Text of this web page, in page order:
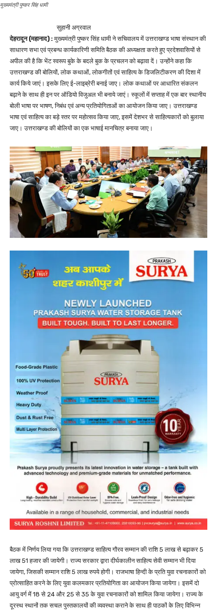
मुख्यमंत्री पुष्कर सिंह धामी
सुहानी अग्रवाल
देहरादून (महानाद) :मुख्यमंत्री पुष्कर सिंह धामी ने सचिवालय में उत्तराखण्ड भाषा संस्थान की
साधारण सभा एवं प्रबन्ध कार्यकारिणी समिति बैठक की अध्यक्षता करते हुए प्रदेशवासियों से
अपील की है कि भेंट स्वरूप बुके के बदले बुक के प्रचलन को बढ़ावा दें। उन्होंने कहा कि
उत्तराखण्ड की बोलियों, लोक कथाओं, लोकगीतों एवं साहित्य के डिजलिटीकरण की दिशा में
कार्य किये जाएं। इसके लिए ई-लाइब्रेरी बनाई जाए। लोक कथाओं पर आधारित संकलन
बढ़ाने के साथ ही इन पर ऑडियो विजुअल भी बनाये जाएं। स्कूलों में सप्ताह में एक बार स्थानीय
बोली भाषा पर भाषण, निबंध एवं अन्य प्रतियोगिताओं का आयोजन किया जाए। उत्तराखण्ड
भाषा एवं साहित्य का बड़े स्तर पर महोत्सव किया जाए, इसमें देशभर से साहित्यकारों को बुलाया
जाए। उत्तराखण्ड की बोलियों का एक भाषाई मानचित्र बनाया जाए।
बैठक में निर्णय लिया गया कि उत्तराखण्ड साहित्य गौरव सम्मान की राशि 5 लाख से बढ़ाकर 5
लाख 51 हजार की जायेगी। राज्य सरकार द्वारा दीर्घकालीन साहित्य सेवी सम्मान भी दिया
जायेगा, जिसकी सम्मान राशि 5 लाख रुपये होगी। राजभाषा हिन्दी के प्रति युवा रचनाकारों को
प्रोत्साहित करने के लिए युवा कलमकार प्रतियोगिता का आयोजन किया जायेगा। इसमें दो
आयु वर्ग में 18 से 24 और 25 से 35 के युवा रचनाकारों को शामिल किया जायेगा। राज्य के
दूरस्थ स्थानों तक सचल पुस्तकालयों की व्यवस्था कराने के साथ ही पाठकों के लिए विभिन्न